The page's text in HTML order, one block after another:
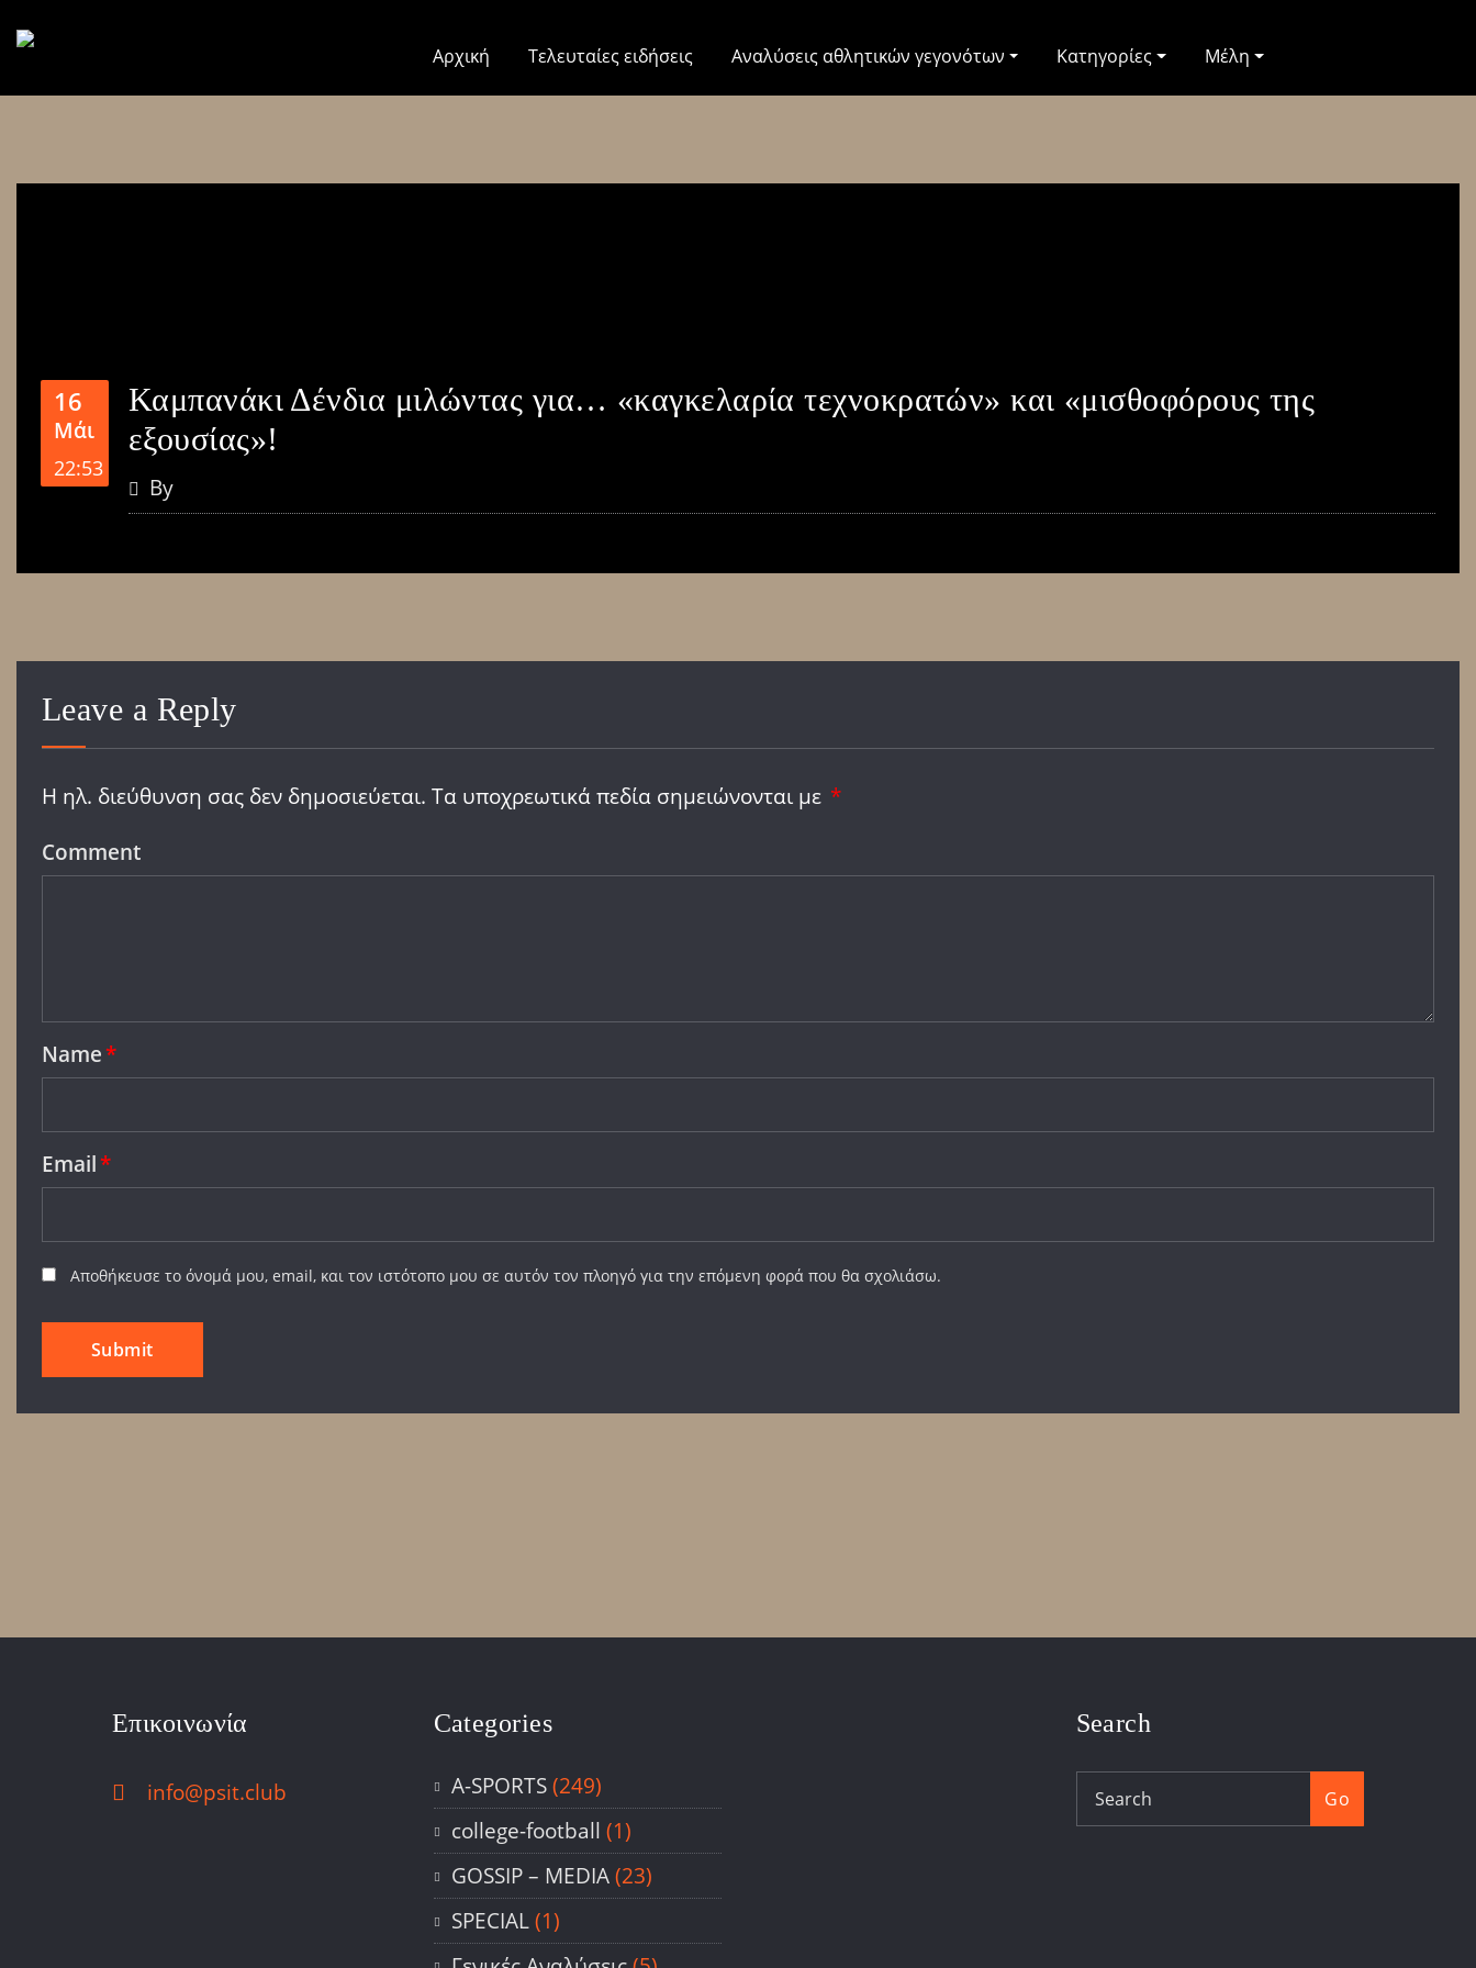
Αρχική Τελευταίες ειδήσεις Αναλύσεις αθλητικών γεγονότων Κατηγορίες Μέλη
16
Μάι
22:53
Καμπανάκι Δένδια μιλώντας για… «καγκελαρία τεχνοκρατών» και «μισθοφόρους της
εξουσίας»!
By
Leave a Reply
Η ηλ. διεύθυνση σας δεν δημοσιεύεται. Τα υποχρεωτικά πεδία σημειώνονται με *
Comment
Name*
Email*
Αποθήκευσε το όνομά μου, email, και τον ιστότοπο μου σε αυτόν τον πλοηγό για την επόμενη φορά που θα σχολιάσω.
Επικοινωνία
info@psit.club
Categories
A-SPORTS(249)
college-football (1)
GOSSIP – ΜΕDIA(23)
SPECIAL(1)
Search
Go